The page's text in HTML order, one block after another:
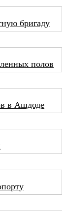
бригаду
полов
в Ашдоде